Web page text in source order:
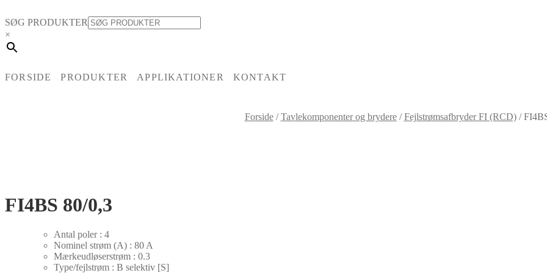
SØG PRODUKTER
×
FORSIDE PRODUKTER APPLIKATIONER KONTAKT
Forside/Tavlekomponenter og brydere/Fejlstrømsafbryder FI (RCD)/
FI4BS 80/0,3
Antal poler : 4
Nominel strøm (A) : 80 A
Mærkeudløserstrøm : 0.3
Type/fejlstrøm : B selektiv [S]